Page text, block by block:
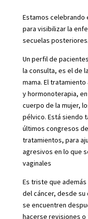
Estamos celebrando
para visibilizar la
secuelas posteriores.
Un perfil de
la consulta, es el de
mama. El
y hormonoterapia,
cuerpo de la mujer,
pélvico. Está siendo
últimos congresos
tratamientos, para
agresivos en lo que
vaginales
Es triste que
del cáncer, desde su
se encuentren
hacerse revisiones